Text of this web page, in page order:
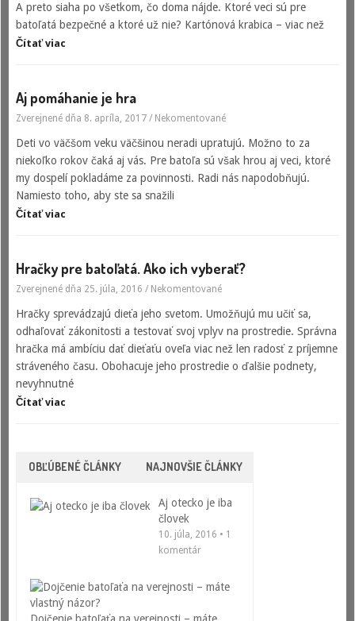
A preto siaha po všetkom, čo doma nájde. Ktoré veci sú pre
batoľatá bezpečné a ktoré už nie? Kartónová krabica – viac než
Čítať viac
Aj pomáhanie je hra
Zverejnené dňa 8. apríla, 2017/ Nekomentované
Deti vo väčšom veku väčšinou neradi upratujú. Možno to za
niekoľko rokov čaká aj vás. Pre batoľa sú však hrou aj veci, ktoré
my dospelí pokladáme za povinnosti. Radi nás napodobňujú.
Namiesto toho, aby ste sa snažili
Čítať viac
Hračky pre batoľatá. Ako ich vyberať?
Zverejnené dňa 25. júla, 2016 / Nekomentované
Hračky sprevádzajú dieťa jeho svetom. Umožňujú mu učiť sa,
odhaľovať zákonitosti a testovať svoj vplyv na prostredie. Správna
hračka má ambíciu dať dieťaťu oveľa viac než len radosť z príjemne
stráveného času. Obohacuje jeho prostredie o ďalšie podnety,
nevyhnutné
Čítať viac
OBĽÚBENÉ ČLÁNKY NAJNOVŠIE ČLÁNKY
Aj otecko je iba
človek
10. júla, 2016 • 1
komentár